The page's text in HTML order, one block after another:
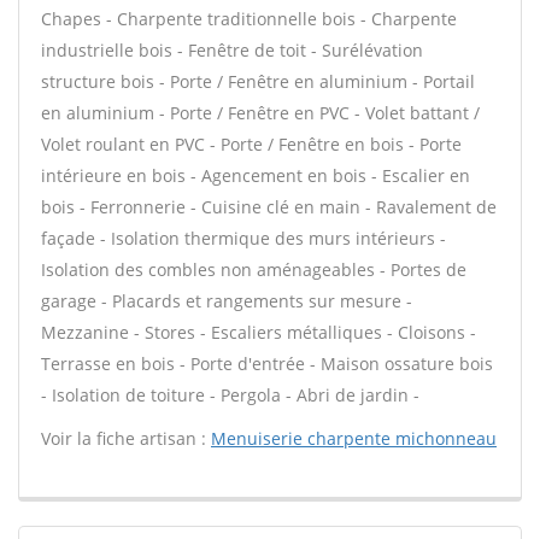
Chapes - Charpente traditionnelle bois - Charpente
industrielle bois - Fenêtre de toit - Surélévation
structure bois - Porte / Fenêtre en aluminium - Portail
en aluminium - Porte / Fenêtre en PVC - Volet battant /
Volet roulant en PVC - Porte / Fenêtre en bois - Porte
intérieure en bois - Agencement en bois - Escalier en
bois - Ferronnerie - Cuisine clé en main - Ravalement de
façade - Isolation thermique des murs intérieurs -
Isolation des combles non aménageables - Portes de
garage - Placards et rangements sur mesure -
Mezzanine - Stores - Escaliers métalliques - Cloisons -
Terrasse en bois - Porte d'entrée - Maison ossature bois
- Isolation de toiture - Pergola - Abri de jardin -
Voir la fiche artisan : Menuiserie charpente michonneau